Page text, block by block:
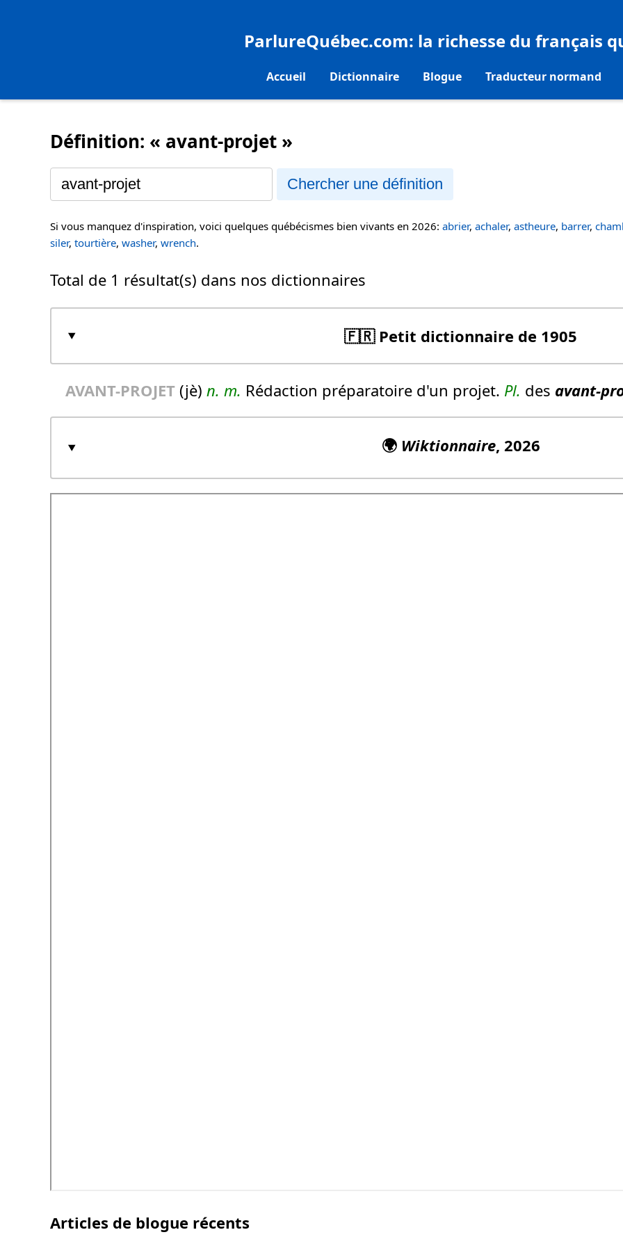
ParlureQuébec.com: la richesse du français
Accueil Dictionnaire Blogue Traducteur normand
Définition: « avant-projet »
Chercher une définition
Si vous manquez d'inspiration, voici quelques québécismes bien vivants en 2026: abrier, achaler, astheure, barrer,
siler, tourtière, washer, wrench.
Total de 1 résultat(s) dans nos dictionnaires
🇫🇷 Petit dictionnaire de 1905
AVANT-PROJET (jè) n. m. Rédaction préparatoire d'un projet. Pl. des avant-
🌍 Wiktionnaire, 2026
Articles de blogue récents